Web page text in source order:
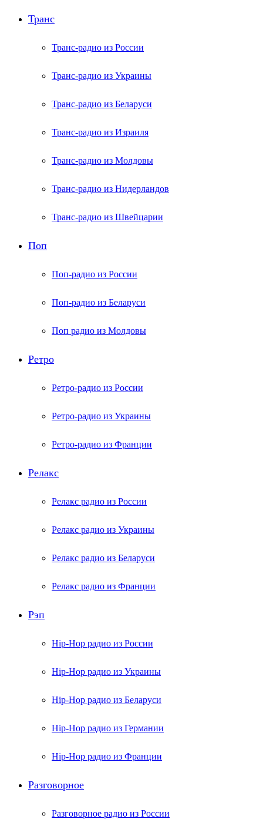
Транс
Транс-радио из России
Транс-радио из Украины
Транс-радио из Беларуси
Транс-радио из Израиля
Транс-радио из Молдовы
Транс-радио из Нидерландов
Транс-радио из Швейцарии
Поп
Поп-радио из России
Поп-радио из Беларуси
Поп радио из Молдовы
Ретро
Ретро-радио из России
Ретро-радио из Украины
Ретро-радио из Франции
Релакс
Релакс радио из России
Релакс радио из Украины
Релакс радио из Беларуси
Релакс радио из Франции
Рэп
Hip-Hop радио из России
Hip-Hop радио из Украины
Hip-Hop радио из Беларуси
Hip-Hop радио из Германии
Hip-Hop радио из Франции
Разговорное
Разговорное радио из России